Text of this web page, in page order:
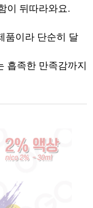
이 뒤따라와요.
품이라 단순히 달
흡족한 만족감까지